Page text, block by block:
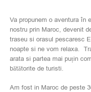
Va propunem o aventura în
nostru prin Maroc, devenit
traseu si orasul pescaresc
noapte si ne vom relaxa.
arata si partea mai puțin
bătătorite de turisti.
Am fost in Maroc de peste